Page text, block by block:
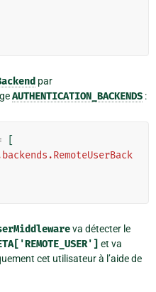
par
AUTHENTICATION_BACKENDS :
va détecter le
et va
cet utilisateur à l’aide de